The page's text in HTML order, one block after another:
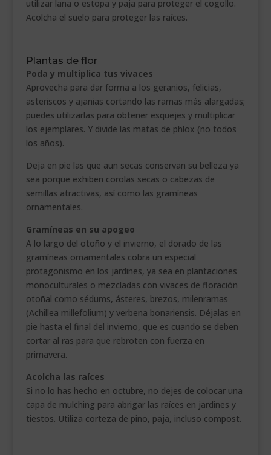
utilizar lana o estopa y paja para proteger el cogollo.
Acolcha el suelo para proteger las raíces.
Plantas de flor
Poda y multiplica tus vivaces
Aprovecha para dar forma a los geranios, felicias,
asteriscos y ajanias cortando las ramas más alargadas;
puedes utilizarlas para obtener esquejes y multiplicar
los ejemplares. Y divide las matas de phlox (no todos
los años).
Deja en pie las que aun secas conservan su belleza ya
sea porque exhiben corolas secas o cabezas de
semillas atractivas, así como las gramíneas
ornamentales.
Gramíneas en su apogeo
A lo largo del otoño y el invierno, el dorado de las
gramíneas ornamentales cobra un especial
protagonismo en los jardines, ya sea en plantaciones
monoculturales o mezcladas con vivaces de floración
otoñal como sédums, ásteres, brezos, milenramas
(Achillea millefolium) y verbena bonariensis. Déjalas en
pie hasta el final del invierno, que es cuando se deben
cortar al ras para que rebroten con fuerza en
primavera.
Acolcha las raíces
Si no lo has hecho en octubre, no dejes de colocar una
capa de mulching para abrigar las raíces en jardines y
tiestos. Utiliza corteza de pino, paja, incluso compost.